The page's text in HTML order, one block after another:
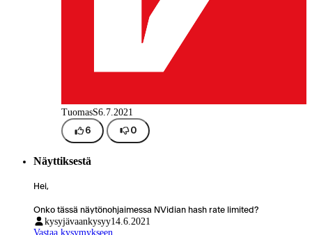
TuomasS6.7.2021
6 0
Näyttiksestä
Hei,
Onko tässä näytönohjaimessa NVidian hash rate limited?
kysyjävaankysyy14.6.2021
Vastaa kysymykseen